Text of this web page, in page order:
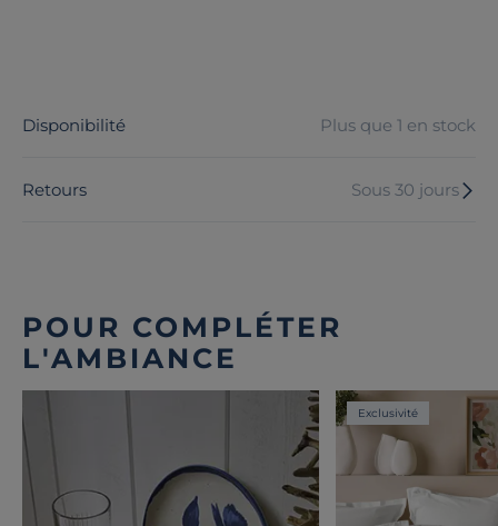
Disponibilité Plus que 1 en stock
Retours Sous 30 jours
POUR COMPLÉTER
L'AMBIANCE
Exclusivité